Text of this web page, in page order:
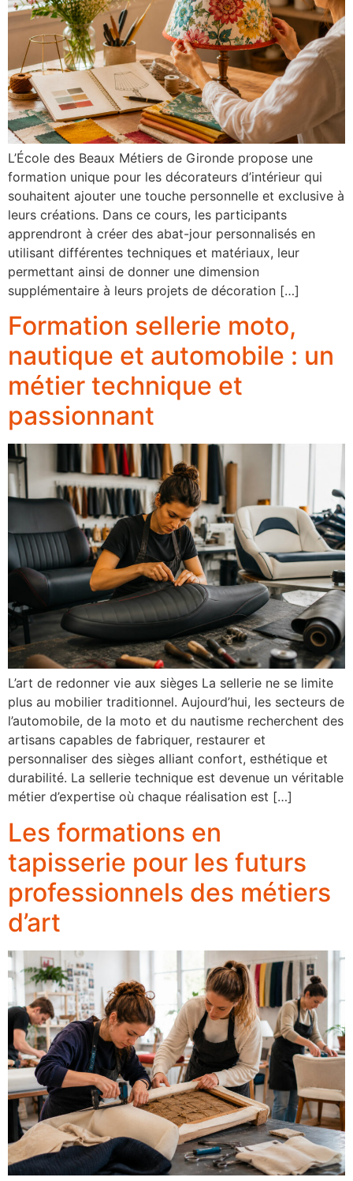
L’École des Beaux Métiers de Gironde propose une
formation unique pour les décorateurs d’intérieur qui
souhaitent ajouter une touche personnelle et exclusive à
leurs créations. Dans ce cours, les participants
apprendront à créer des abat-jour personnalisés en
utilisant différentes techniques et matériaux, leur
permettant ainsi de donner une dimension
supplémentaire à leurs projets de décoration […]
Formation sellerie moto,
nautique et automobile : un
métier technique et
passionnant
L’art de redonner vie aux sièges La sellerie ne se limite
plus au mobilier traditionnel. Aujourd’hui, les secteurs de
l’automobile, de la moto et du nautisme recherchent des
artisans capables de fabriquer, restaurer et
personnaliser des sièges alliant confort, esthétique et
durabilité. La sellerie technique est devenue un véritable
métier d’expertise où chaque réalisation est […]
Les formations en
tapisserie pour les futurs
professionnels des métiers
d’art